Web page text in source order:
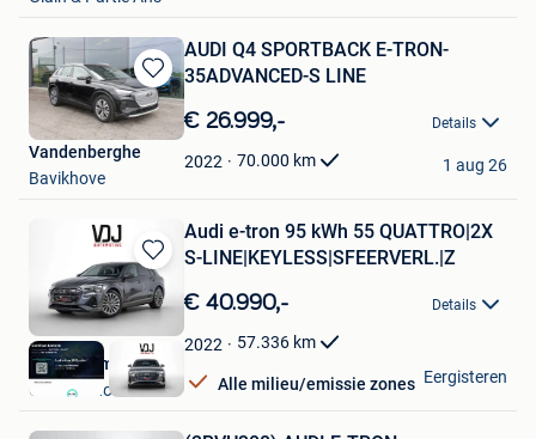
Bewaren
in
Mijn
Favorieten
AUDI Q4 SPORTBACK E-TRON-
35ADVANCED-S LINE
€ 26.999,- Details
2022 70.000 km
Vandenberghe
Bavikhove
1 aug 26
Bewaren
in
Mijn
Favorieten
Audi e-tron 95 kWh 55 QUATTRO|2X
S-LINE|KEYLESS|SFEERVERL.|Z
€ 40.990,- Details
2022 57.336 km
Alle milieu/emissie zones
VDJ Automotive
Grobbendonk
Eergisteren